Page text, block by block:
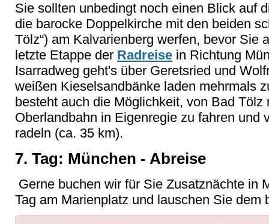
Sie sollten unbedingt noch einen Blick auf
die barocke Doppelkirche mit den beiden
Tölz“) am Kalvarienberg werfen, bevor Sie
letzte Etappe der Radreise in Richtung
Isarradweg geht's über Geretsried und
weißen Kieselsandbänke laden mehrmals
besteht auch die Möglichkeit, von Bad
Oberlandbahn in Eigenregie zu fahren und
radeln (ca. 35 km).
7. Tag: München - Abreise
Gerne buchen wir für Sie Zusatznächte in
Tag am Marienplatz und lauschen Sie dem